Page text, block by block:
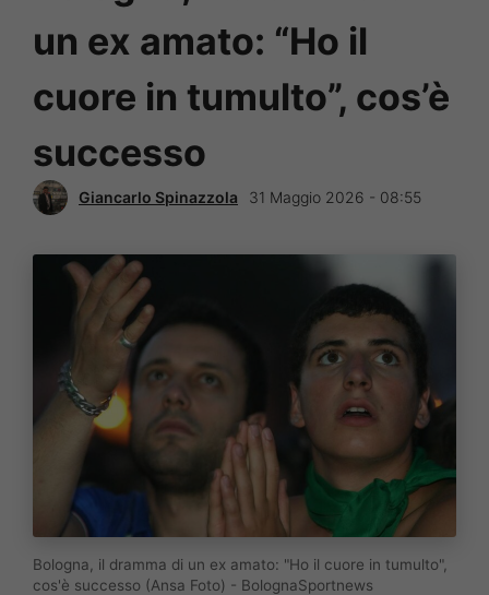
un ex amato: “Ho il
cuore in tumulto”, cos’è
successo
Giancarlo Spinazzola 31 Maggio 2026 - 08:55
Bologna, il dramma di un ex amato: "Ho il cuore in tumulto",
cos'è successo (Ansa Foto) - BolognaSportnews